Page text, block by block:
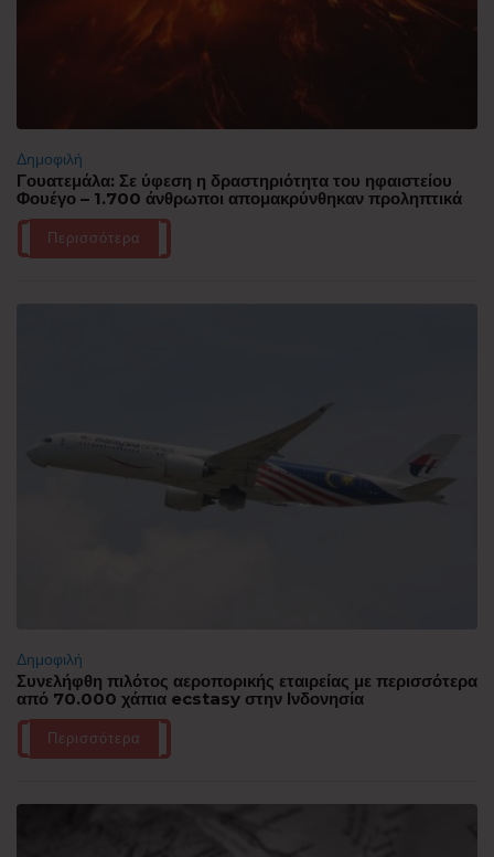
Δημοφιλή
Γουατεμάλα: Σε ύφεση η δραστηριότητα του ηφαιστείου
Φουέγο – 1.700 άνθρωποι απομακρύνθηκαν προληπτικά
Περισσότερα
Δημοφιλή
Συνελήφθη πιλότος αεροπορικής εταιρείας με περισσότερα
από 70.000 χάπια ecstasy στην Ινδονησία
Περισσότερα